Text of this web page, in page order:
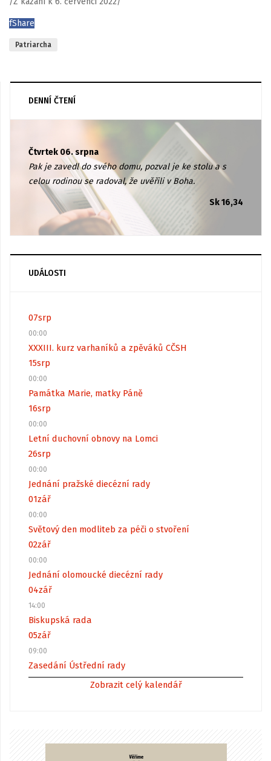
fShare
Patriarcha
DENNÍ ČTENÍ
Čtvrtek 06. srpna
Pak je zavedl do svého domu, pozval je ke stolu a s
celou rodinou se radoval, že uvěřili v Boha.
Sk 16,34
UDÁLOSTI
07srp
00:00
XXXIII. kurz varhaníků a zpěváků CČSH
15srp
00:00
Památka Marie, matky Páně
16srp
00:00
Letní duchovní obnovy na Lomci
26srp
00:00
Jednání pražské diecézní rady
01zář
00:00
Světový den modliteb za péči o stvoření
02zář
00:00
Jednání olomoucké diecézní rady
04zář
14:00
Biskupská rada
05zář
09:00
Zasedání Ústřední rady
Zobrazit celý kalendář